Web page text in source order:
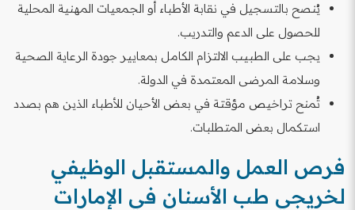
يُنصح بالتسجيل في نقابة الأطباء أو الجمعيات المهنية المحلية
للحصول على الدعم والتدريب.
يجب على الطبيب الالتزام الكامل بمعايير جودة الرعاية الصحية
وسلامة المرضى المعتمدة في الدولة.
تُمنح تراخيص مؤقتة في بعض الأحيان للأطباء الذين هم بصدد
استكمال بعض المتطلبات.
فرص العمل والمستقبل الوظيفي
لخريجي طب الأسنان في الإمارات